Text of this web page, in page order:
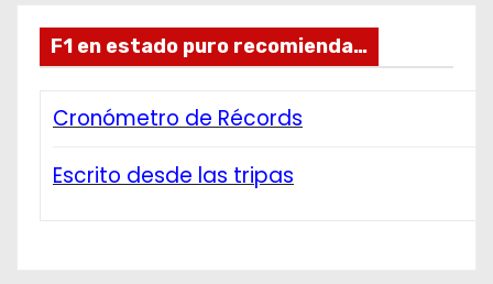
F1 en estado puro recomienda…
Cronómetro de Récords
Escrito desde las tripas